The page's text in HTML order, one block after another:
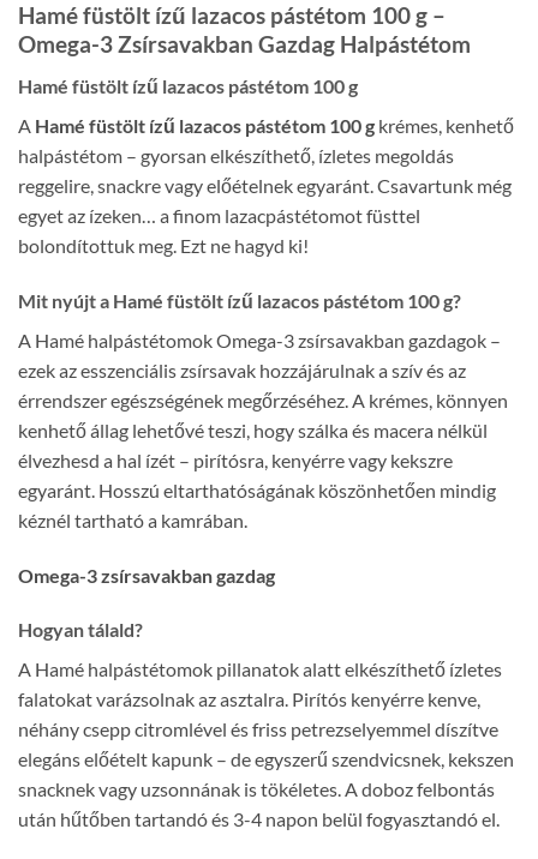
Hamé füstölt ízű lazacos pástétom 100 g –
Omega-3 Zsírsavakban Gazdag Halpástétom
Hamé füstölt ízű lazacos pástétom 100 g
A Hamé füstölt ízű lazacos pástétom 100 g krémes, kenhető
halpástétom – gyorsan elkészíthető, ízletes megoldás
reggelire, snackre vagy előételnek egyaránt. Csavartunk még
egyet az ízeken… a finom lazacpástétomot füsttel
bolondítottuk meg. Ezt ne hagyd ki!
Mit nyújt a Hamé füstölt ízű lazacos pástétom 100 g?
A Hamé halpástétomok Omega-3 zsírsavakban gazdagok –
ezek az esszenciális zsírsavak hozzájárulnak a szív és az
érrendszer egészségének megőrzéséhez. A krémes, könnyen
kenhető állag lehetővé teszi, hogy szálka és macera nélkül
élvezhesd a hal ízét – pirítósra, kenyérre vagy kekszre
egyaránt. Hosszú eltarthatóságának köszönhetően mindig
kéznél tartható a kamrában.
Omega-3 zsírsavakban gazdag
Hogyan tálald?
A Hamé halpástétomok pillanatok alatt elkészíthető ízletes
falatokat varázsolnak az asztalra. Pirítós kenyérre kenve,
néhány csepp citromlével és friss petrezselyemmel díszítve
elegáns előételt kapunk – de egyszerű szendvicsnek, kekszen
snacknek vagy uzsonnának is tökéletes. A doboz felbontás
után hűtőben tartandó és 3-4 napon belül fogyasztandó el.